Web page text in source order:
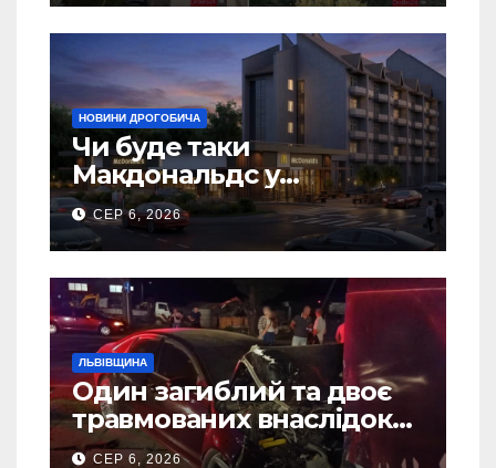
НОВИНИ ДРОГОБИЧА
Чи буде таки
Макдональдс у
Дрогобичі? (Фото)
СЕР 6, 2026
ЛЬВІВЩИНА
Один загиблий та двоє
травмованих внаслідок
ДТП на Самбірщині
СЕР 6, 2026